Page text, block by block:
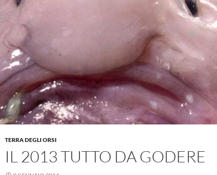
TERRA DEGLI ORSI
IL 2013 TUTTO DA GODERE